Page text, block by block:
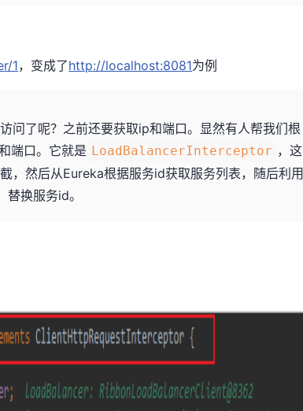
1，变成了http://localhost:8081为例
问了呢？之前还要获取ip和端口。显然有人帮我们根
端口。它就是 LoadBalancerInterceptor ，这
，然后从Eureka根据服务id获取服务列表，随后利用
换服务id。